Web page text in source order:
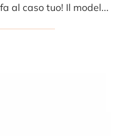
Ecco la lampada design che fa al caso tuo! Il modello Suspense Sospensione è una tra le nostre lampade a sospensione di Midj.